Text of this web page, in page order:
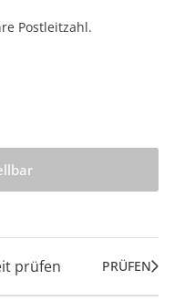
Postleitzahl.
prüfen PRÜFEN